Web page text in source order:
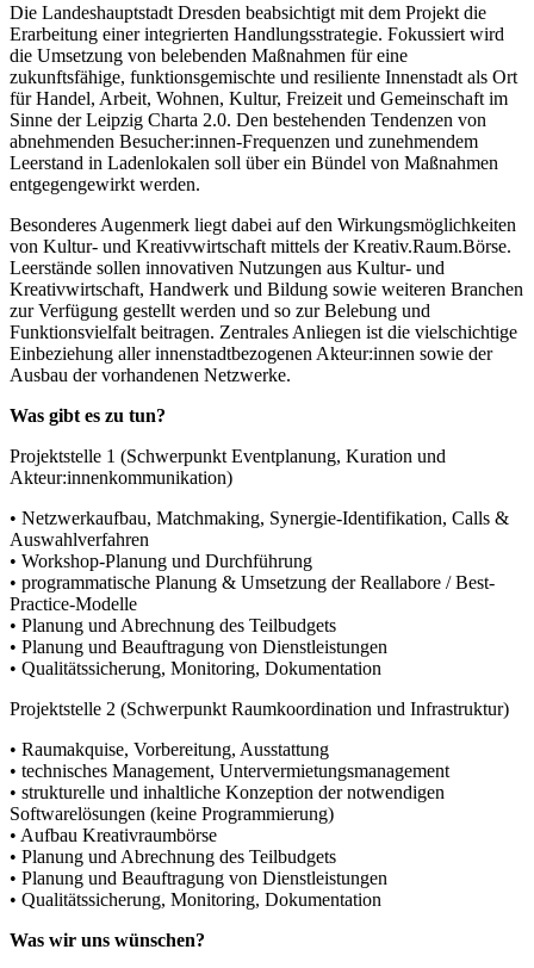
Die Landeshauptstadt Dresden beabsichtigt mit dem Projekt die
Erarbeitung einer integrierten Handlungsstrategie. Fokussiert wird
die Umsetzung von belebenden Maßnahmen für eine
zukunftsfähige, funktionsgemischte und resiliente Innenstadt als Ort
für Handel, Arbeit, Wohnen, Kultur, Freizeit und Gemeinschaft im
Sinne der Leipzig Charta 2.0. Den bestehenden Tendenzen von
abnehmenden Besucher:innen-Frequenzen und zunehmendem
Leerstand in Ladenlokalen soll über ein Bündel von Maßnahmen
entgegengewirkt werden.
Besonderes Augenmerk liegt dabei auf den Wirkungsmöglichkeiten
von Kultur- und Kreativwirtschaft mittels der Kreativ.Raum.Börse.
Leerstände sollen innovativen Nutzungen aus Kultur- und
Kreativwirtschaft, Handwerk und Bildung sowie weiteren Branchen
zur Verfügung gestellt werden und so zur Belebung und
Funktionsvielfalt beitragen. Zentrales Anliegen ist die vielschichtige
Einbeziehung aller innenstadtbezogenen Akteur:innen sowie der
Ausbau der vorhandenen Netzwerke.
Was gibt es zu tun?
Projektstelle 1 (Schwerpunkt Eventplanung, Kuration und
Akteur:innenkommunikation)
• Netzwerkaufbau, Matchmaking, Synergie-Identifikation, Calls &
Auswahlverfahren
• Workshop-Planung und Durchführung
• programmatische Planung & Umsetzung der Reallabore / Best-
Practice-Modelle
• Planung und Abrechnung des Teilbudgets
• Planung und Beauftragung von Dienstleistungen
• Qualitätssicherung, Monitoring, Dokumentation
Projektstelle 2 (Schwerpunkt Raumkoordination und Infrastruktur)
• Raumakquise, Vorbereitung, Ausstattung
• technisches Management, Untervermietungsmanagement
• strukturelle und inhaltliche Konzeption der notwendigen
Softwarelösungen (keine Programmierung)
• Aufbau Kreativraumbörse
• Planung und Abrechnung des Teilbudgets
• Planung und Beauftragung von Dienstleistungen
• Qualitätssicherung, Monitoring, Dokumentation
Was wir uns wünschen?